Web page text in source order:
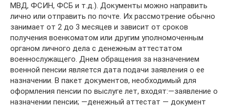
МВД, ФСИН, ФСБ и т.д.). Документы можно направить
лично или отправить по почте. Их рассмотрение обычно
занимает от 2 до 3 месяцев и зависит от сроков
получения военкоматом или другим уполномоченным
органом личного дела с денежным аттестатом
военнослужащего. Днем обращения за назначением
военной пенсии является дата подачи заявления о ее
назначении. В пакет документов, необходимый для
оформления пенсии по выслуге лет, входят:—заявление о
назначении пенсии; —денежный аттестат — документ